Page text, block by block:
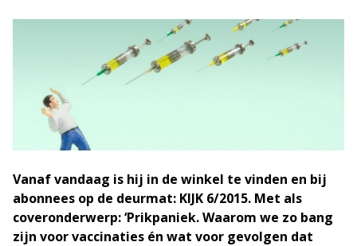
Vanaf vandaag is hij in de winkel te vinden en bij
abonnees op de deurmat: KIJK 6/2015. Met als
coveronderwerp: ‘Prikpaniek. Waarom we zo bang
zijn voor vaccinaties én wat voor gevolgen dat